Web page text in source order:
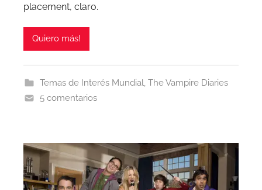
placement, claro.
Quiero más!
Temas de Interés Mundial, The Vampire Diaries
5 comentarios